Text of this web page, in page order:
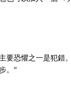
要恐懼之一是犯錯
。”